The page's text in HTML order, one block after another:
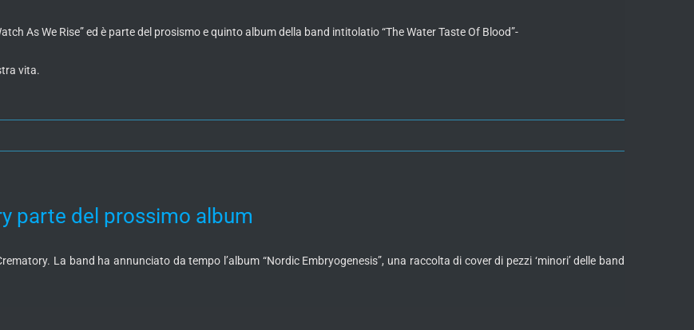
As We Rise” ed è parte del prosismo e quinto album della band intitolatio “The Water Taste Of Blood”-
vita.
parte del prossimo album
La band ha annunciato da tempo l’album “Nordic Embryogenesis”, una raccolta di cover di pezzi ‘minori’ delle band